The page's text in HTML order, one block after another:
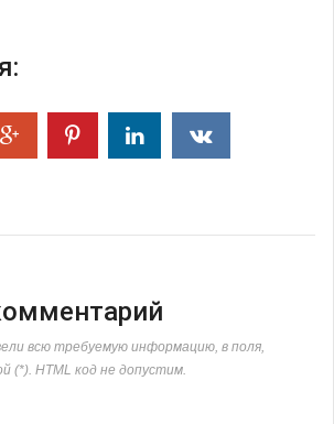
всю требуемую информацию, в поля,
(*). HTML код не допустим.